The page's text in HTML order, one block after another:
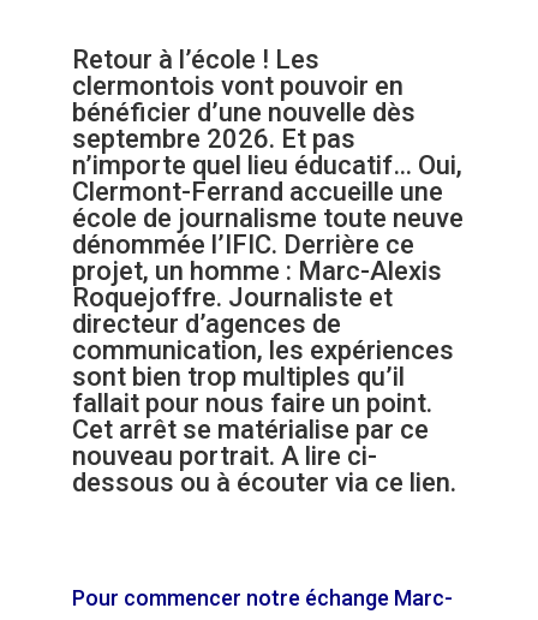
Retour à l’école ! Les
clermontois vont pouvoir en
bénéficier d’une nouvelle dès
septembre 2026. Et pas
n’importe quel lieu éducatif… Oui,
Clermont-Ferrand accueille une
école de journalisme toute neuve
dénommée l’IFIC. Derrière ce
projet, un homme : Marc-Alexis
Roquejoffre. Journaliste et
directeur d’agences de
communication, les expériences
sont bien trop multiples qu’il
fallait pour nous faire un point.
Cet arrêt se matérialise par ce
nouveau portrait. A lire ci-
dessous ou à écouter via ce lien.
Pour commencer notre échange Marc-